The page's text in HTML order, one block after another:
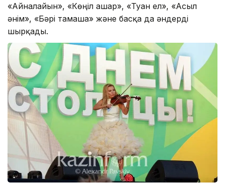
«Айналайын», «Көңіл ашар», «Туған ел», «Асыл
әнім», «Бәрі тамаша» және басқа да әндерді
шырқады.